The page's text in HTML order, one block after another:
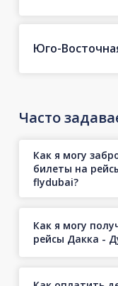
Юго-
Часто
Как я могу
билеты на
flydubai?
Как я могу
рейсы Дакка -